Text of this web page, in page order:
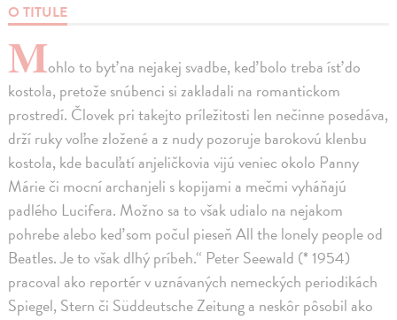
O TITULE
Mohlo to byť na nejakej svadbe, keď bolo treba ísť do
kostola, pretože snúbenci si zakladali na romantickom
prostredí. Človek pri takejto príležitosti len nečinne posedáva,
drží ruky voľne zložené a z nudy pozoruje barokovú klenbu
kostola, kde bacuľatí anjeličkovia vijú veniec okolo Panny
Márie či mocní archanjeli s kopijami a mečmi vyháňajú
padlého Lucifera. Možno sa to však udialo na nejakom
pohrebe alebo keď som počul pieseň All the lonely people od
Beatles. Je to však dlhý príbeh.“ Peter Seewald (* 1954)
pracoval ako reportér v uznávaných nemeckých periodikách
Spiegel, Stern či Süddeutsche Zeitung a neskôr pôsobil ako